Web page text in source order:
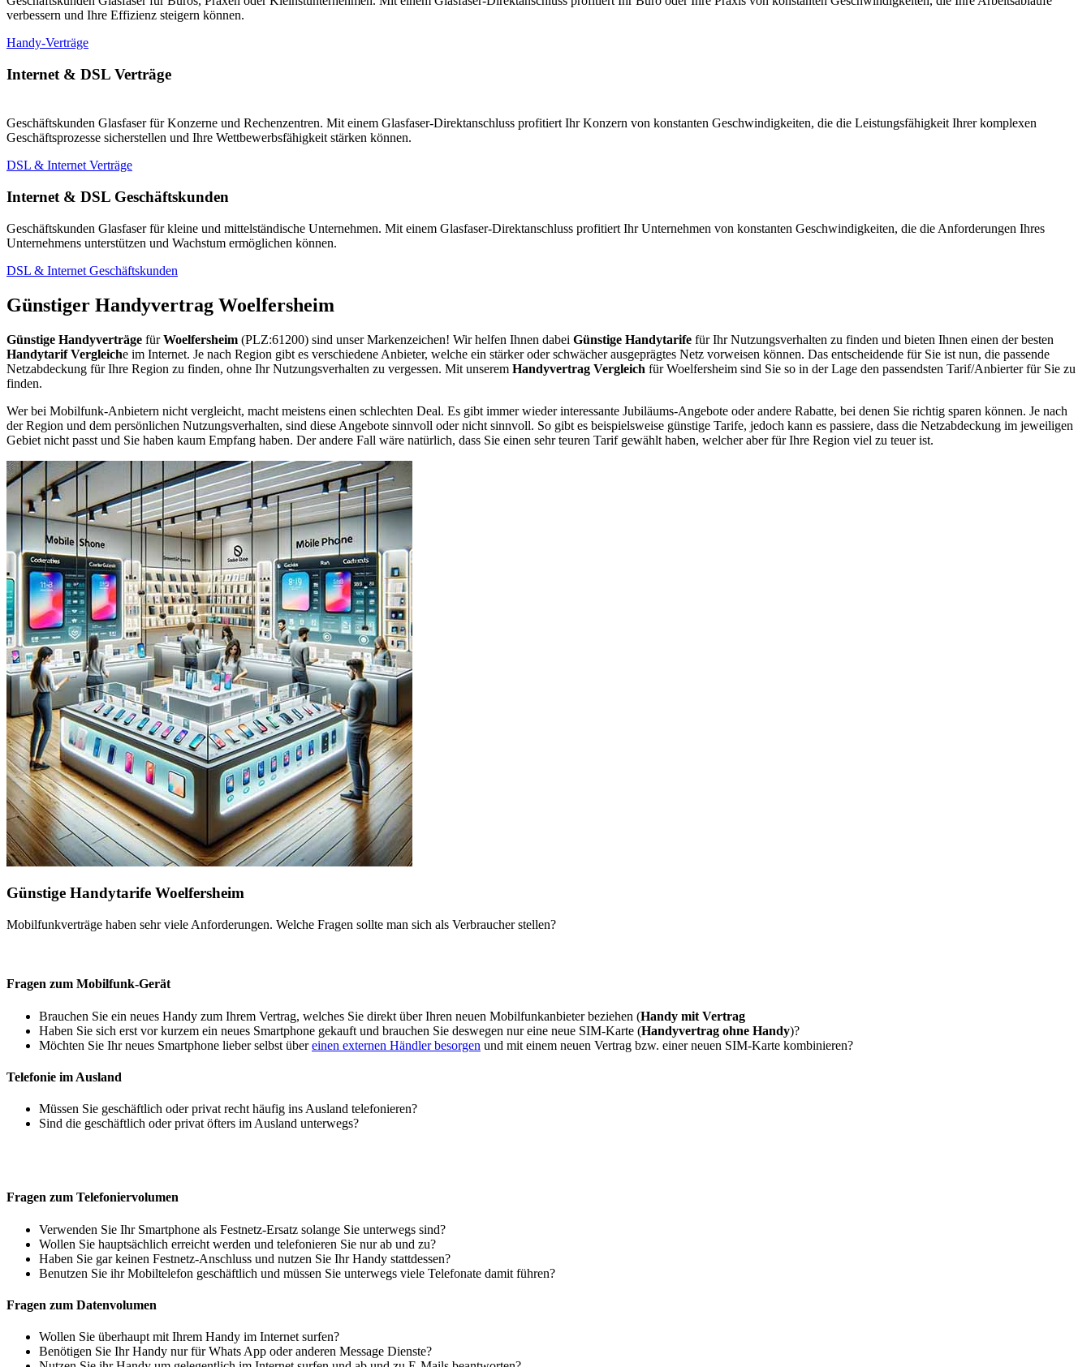
verbessern und Ihre Effizienz steigern können.
Handy-Verträge
Internet & DSL Verträge
Geschäftskunden Glasfaser für Konzerne und Rechenzentren. Mit einem Glasfaser-Direktanschluss profitiert Ihr Konzern von konstanten Geschwindigkeiten, die die Leistungsfähigkeit Ihrer komplexen
Geschäftsprozesse sicherstellen und Ihre Wettbewerbsfähigkeit stärken können.
DSL & Internet Verträge
Internet & DSL Geschäftskunden
Geschäftskunden Glasfaser für kleine und mittelständische Unternehmen. Mit einem Glasfaser-Direktanschluss profitiert Ihr Unternehmen von konstanten Geschwindigkeiten, die die Anforderungen Ihres
Unternehmens unterstützen und Wachstum ermöglichen können.
DSL & Internet Geschäftskunden
Günstiger Handyvertrag Woelfersheim
Günstige Handyverträge fürWoelfersheim (PLZ:61200) sind unser Markenzeichen! Wir helfen Ihnen dabei Günstige Handytarife für Ihr Nutzungsverhalten zu finden und bieten Ihnen einen der besten
Handytarif Vergleiche im Internet. Je nach Region gibt es verschiedene Anbieter, welche ein stärker oder schwächer ausgeprägtes Netz vorweisen können. Das entscheidende für Sie ist nun, die passende
Netzabdeckung für Ihre Region zu finden, ohne Ihr Nutzungsverhalten zu vergessen. Mit unserem Handyvertrag Vergleich für Woelfersheim sind Sie so in der Lage den passendsten Tarif/Anbierter für Sie zu
finden.
Wer bei Mobilfunk-Anbietern nicht vergleicht, macht meistens einen schlechten Deal. Es gibt immer wieder interessante Jubiläums-Angebote oder andere Rabatte, bei denen Sie richtig sparen können. Je nach
der Region und dem persönlichen Nutzungsverhalten, sind diese Angebote sinnvoll oder nicht sinnvoll. So gibt es beispielsweise günstige Tarife, jedoch kann es passiere, dass die Netzabdeckung im jeweiligen
Gebiet nicht passt und Sie haben kaum Empfang haben. Der andere Fall wäre natürlich, dass Sie einen sehr teuren Tarif gewählt haben, welcher aber für Ihre Region viel zu teuer ist.
Günstige Handytarife Woelfersheim
Mobilfunkverträge haben sehr viele Anforderungen. Welche Fragen sollte man sich als Verbraucher stellen?
Fragen zum Mobilfunk-Gerät
Brauchen Sie ein neues Handy zum Ihrem Vertrag, welches Sie direkt über Ihren neuen Mobilfunkanbieter beziehen (Handy mit Vertrag
Haben Sie sich erst vor kurzem ein neues Smartphone gekauft und brauchen Sie deswegen nur eine neue SIM-Karte (Handyvertrag ohne Handy)?
Möchten Sie Ihr neues Smartphone lieber selbst übereinen externen Händler besorgen und mit einem neuen Vertrag bzw. einer neuen SIM-Karte kombinieren?
Telefonie im Ausland
Müssen Sie geschäftlich oder privat recht häufig ins Ausland telefonieren?
Sind die geschäftlich oder privat öfters im Ausland unterwegs?
Fragen zum Telefoniervolumen
Verwenden Sie Ihr Smartphone als Festnetz-Ersatz solange Sie unterwegs sind?
Wollen Sie hauptsächlich erreicht werden und telefonieren Sie nur ab und zu?
Haben Sie gar keinen Festnetz-Anschluss und nutzen Sie Ihr Handy stattdessen?
Benutzen Sie ihr Mobiltelefon geschäftlich und müssen Sie unterwegs viele Telefonate damit führen?
Fragen zum Datenvolumen
Wollen Sie überhaupt mit Ihrem Handy im Internet surfen?
Benötigen Sie Ihr Handy nur für Whats App oder anderen Message Dienste?